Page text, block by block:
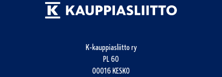
K-kauppiasliitto ry
PL 60
00016 KESKO